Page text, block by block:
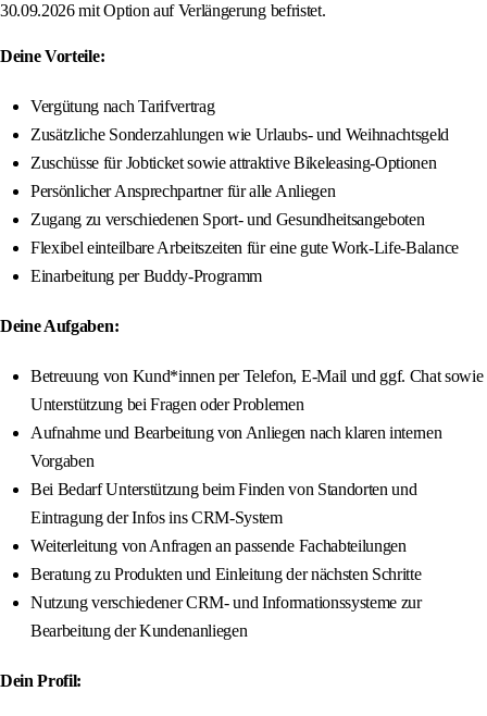
30.09.2026 mit Option auf Verlängerung befristet.
Deine Vorteile:
Vergütung nach Tarifvertrag
Zusätzliche Sonderzahlungen wie Urlaubs- und Weihnachtsgeld
Zuschüsse für Jobticket sowie attraktive Bikeleasing-Optionen
Persönlicher Ansprechpartner für alle Anliegen
Zugang zu verschiedenen Sport- und Gesundheitsangeboten
Flexibel einteilbare Arbeitszeiten für eine gute Work-Life-Balance
Einarbeitung per Buddy-Programm
Deine Aufgaben:
Betreuung von Kund*innen per Telefon, E‑Mail und ggf. Chat sowie
Unterstützung bei Fragen oder Problemen
Aufnahme und Bearbeitung von Anliegen nach klaren internen
Vorgaben
Bei Bedarf Unterstützung beim Finden von Standorten und
Eintragung der Infos ins CRM-System
Weiterleitung von Anfragen an passende Fachabteilungen
Beratung zu Produkten und Einleitung der nächsten Schritte
Nutzung verschiedener CRM‑ und Informationssysteme zur
Bearbeitung der Kundenanliegen
Dein Profil: